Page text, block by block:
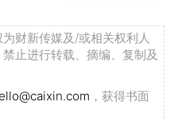
财新传媒及/或相关权利人
止进行转载、摘编、复制及
，获得书面